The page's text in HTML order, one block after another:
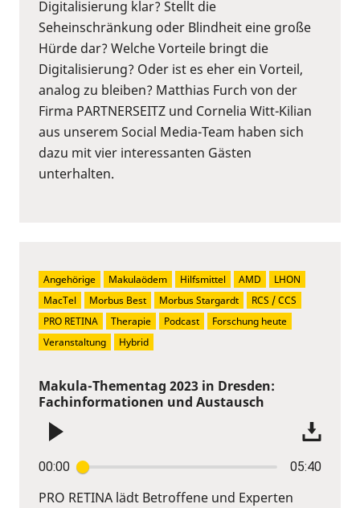
Digitalisierung klar? Stellt die
Seheinschränkung oder Blindheit eine große
Hürde dar? Welche Vorteile bringt die
Digitalisierung? Oder ist es eher ein Vorteil,
analog zu bleiben? Matthias Furch von der
Firma PARTNERSEITZ und Cornelia Witt-Kilian
aus unserem Social Media-Team haben sich
dazu mit vier interessanten Gästen
unterhalten.
Makula-Thementag 2023 in Dresden:
Fachinformationen und Austausch
00:00 05:40
PRO RETINA lädt Betroffene und Experten
Angehörige Makulaödem Hilfsmittel AMD
LHON
MacTel
Morbus Best Morbus Stargardt
RCS / CCS
PRO RETINA
Therapie Podcast
Forschung heute
Veranstaltung
Hybrid